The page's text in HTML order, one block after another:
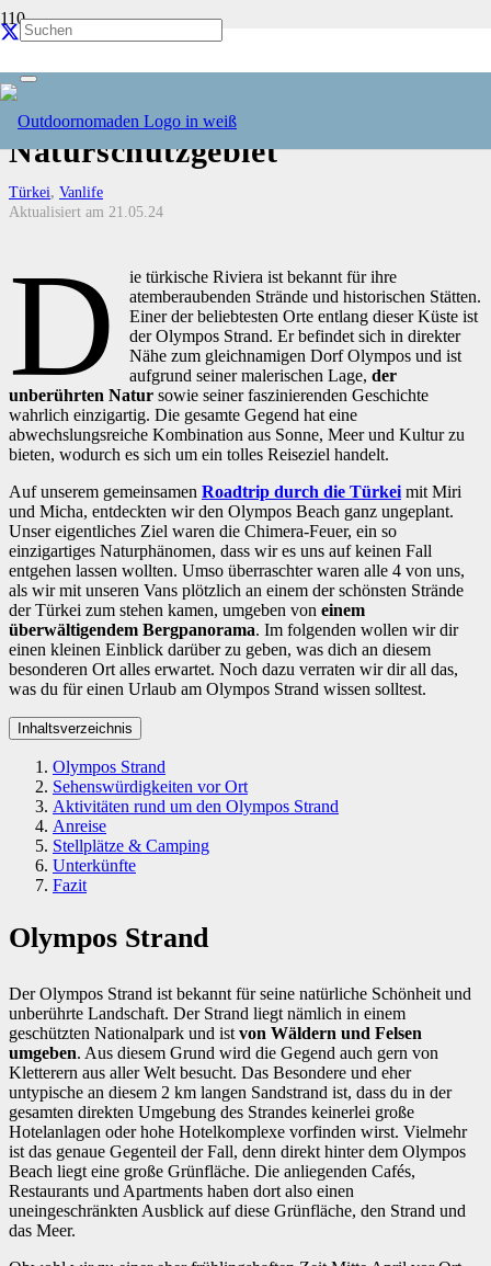
Traumstrand im
Naturschutzgebiet
Türkei, Vanlife
Aktualisiert am 21.05.24
D
ie türkische Riviera ist bekannt für ihre
atemberaubenden Strände und historischen Stätten.
Einer der beliebtesten Orte entlang dieser Küste ist
der Olympos Strand. Er befindet sich in direkter
Nähe zum gleichnamigen Dorf Olympos und ist
aufgrund seiner malerischen Lage,der
unberührten Natur sowie seiner faszinierenden Geschichte
wahrlich einzigartig. Die gesamte Gegend hat eine
abwechslungsreiche Kombination aus Sonne, Meer und Kultur zu
bieten, wodurch es sich um ein tolles Reiseziel handelt.
Auf unserem gemeinsamen Roadtrip durch die Türkei mit Miri
und Micha, entdeckten wir den Olympos Beach ganz ungeplant.
Unser eigentliches Ziel waren die Chimera-Feuer, ein so
einzigartiges Naturphänomen, dass wir es uns auf keinen Fall
entgehen lassen wollten. Umso überraschter waren alle 4 von uns,
als wir mit unseren Vans plötzlich an einem der schönsten Strände
der Türkei zum stehen kamen, umgeben von einem
überwältigendem Bergpanorama. Im folgenden wollen wir dir
einen kleinen Einblick darüber zu geben, was dich an diesem
besonderen Ort alles erwartet. Noch dazu verraten wir dir all das,
was du für einen Urlaub am Olympos Strand wissen solltest.
Inhaltsverzeichnis
Olympos Strand
Sehenswürdigkeiten vor Ort
Aktivitäten rund um den Olympos Strand
Anreise
Stellplätze & Camping
Unterkünfte
Fazit
Olympos Strand
Der Olympos Strand ist bekannt für seine natürliche Schönheit und
unberührte Landschaft. Der Strand liegt nämlich in einem
geschützten Nationalpark und istvon Wäldern und Felsen
umgeben. Aus diesem Grund wird die Gegend auch gern von
Kletterern aus aller Welt besucht. Das Besondere und eher
untypische an diesem 2 km langen Sandstrand ist, dass du in der
gesamten direkten Umgebung des Strandes keinerlei große
Hotelanlagen oder hohe Hotelkomplexe vorfinden wirst. Vielmehr
ist das genaue Gegenteil der Fall, denn direkt hinter dem Olympos
Beach liegt eine große Grünfläche. Die anliegenden Cafés,
Restaurants und Apartments haben dort also einen
uneingeschränkten Ausblick auf diese Grünfläche, den Strand und
das Meer.